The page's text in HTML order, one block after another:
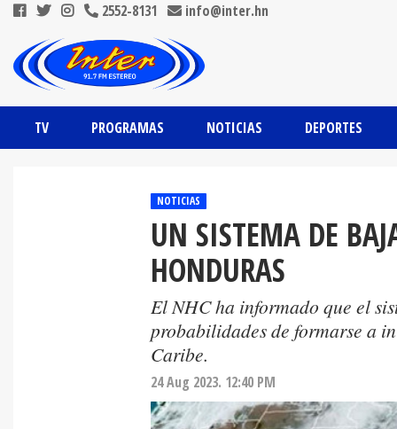
2552-8131 info@inter.hn
TV PROGRAMAS NOTICIAS DEPORTES
NOTICIAS
UN SISTEMA DE
HONDURAS
El NHC ha informado que el
probabilidades de formarse a
Caribe.
24 Aug 2023. 12:40 PM